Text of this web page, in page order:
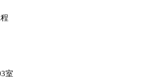
室